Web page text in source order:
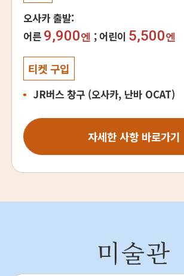
오사카 출발:
어른 9,900엔 어린이 5,500엔
티켓 구입
JR버스 창구 (오사카, 난바 OCAT)
자세한 사항 바로가기
미술관